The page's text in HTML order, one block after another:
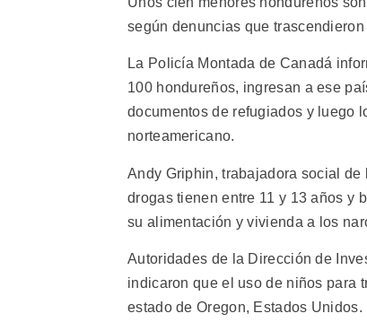
según denuncias que
La Policía Montada de Canadá
100 hondureños, ingresan a ese
documentos de refugiados y luego
norteamericano.
Andy Griphin, trabajadora social
drogas tienen entre 11 y 13 años y
su alimentación y vivienda a los
Autoridades de la Dirección de
indicaron que el uso de niños para
estado de Oregon, Estados Unidos.